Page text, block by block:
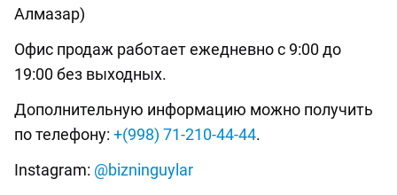
Алмазар)
Офис продаж работает ежедневно с 9:00 до
19:00 без выходных.
Дополнительную информацию можно получить
по телефону: +(998) 71-210-44-44.
Instagram: @bizninguylar